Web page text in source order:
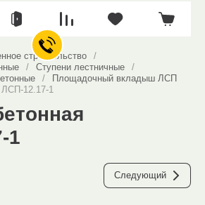
строительство
/
/ Ступени лестничные
/
/
Площадочный вкладыш ЛСП
ЛСП-12.17-1
1
Следующий